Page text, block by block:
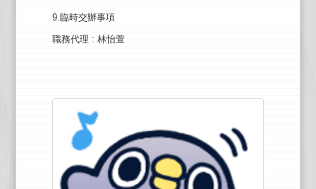
9.臨時交辦事項
職務代理 : 林怡萱